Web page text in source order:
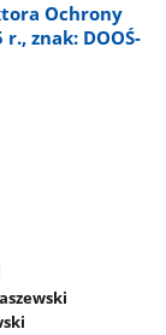
Ochrony
znak: DOOŚ-